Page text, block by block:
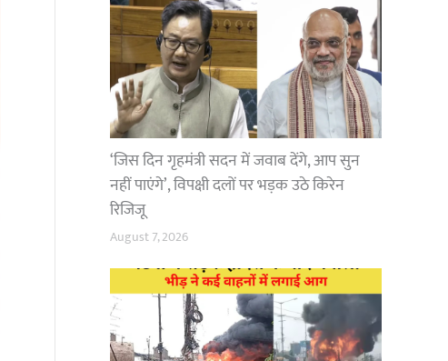
‘जिस दिन गृहमंत्री सदन में जवाब देंगे, आप सुन
नहीं पाएंगे’, विपक्षी दलों पर भड़क उठे किरेन
रिजिजू
August 7, 2026